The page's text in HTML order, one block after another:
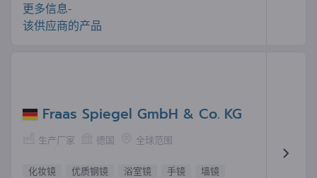
更多信息-
该供应商的产品
Fraas Spiegel GmbH & Co. KG
生产厂家 德国 全球范围
化妆镜 优质钢镜 浴室镜 手镜
墙镜